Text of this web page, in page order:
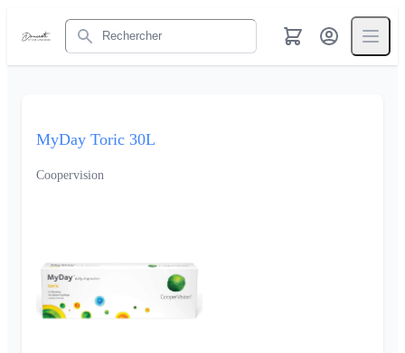
Rechercher
MyDay Toric 30L
Coopervision